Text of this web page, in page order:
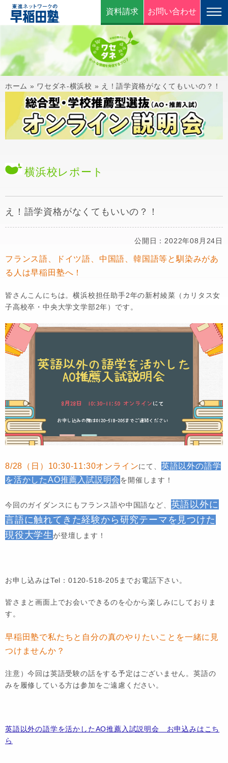
資料請求 お問い合わせ
ホーム » ワセダネ-横浜校 » え！語学資格がなくてもいいの？！
横浜校レポート
え！語学資格がなくてもいいの？！
公開日：2022年08月24日
フランス語、ドイツ語、中国語、韓国語等と馴染みがあ
る人は早稲田塾へ！
皆さんこんにちは。横浜校担任助手2年の新村綾菜（カリタス女
子高校卒・中央大学文学部2年）です。
8/28（日）10:30-11:30オンラインにて、 英語以外の語学
を活かしたAO推薦入試説明会を開催します！
今回のガイダンスにもフランス語や中国語など、 英語以外に
言語に触れてきた経験から研究テーマを見つけた
現役大学生 が登壇します！
お申し込みはTel：0120-518-205までお電話下さい。
皆さまと画面上でお会いできるのを心から楽しみにしておりま
す。
早稲田塾で私たちと自分の真のやりたいことを一緒に見
つけませんか？
注意）今回は英語受験の話をする予定はございません。英語の
みを履修している方は参加をご遠慮ください。
英語以外の語学を活かしたAO推薦入試説明会 お申込みはこち
ら